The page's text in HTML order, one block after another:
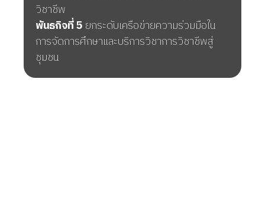
วิชาชีพ
พันธกิจที่ 5 ยกระดับเครือข่ายความร่วมมือใน
การจัดการศึกษาและบริการวิชาการวิชาชีพสู่
ชุมชน